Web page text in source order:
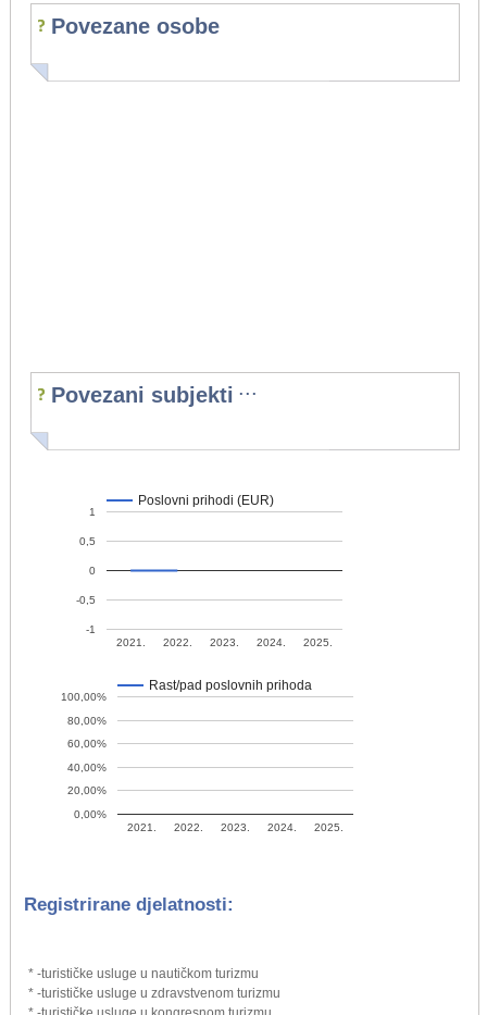
Povezane osobe
Povezani subjekti ...
Poslovni prihodi (EUR)
2021. 2022. 2023. 2024. 2025.
-1
-0,5
0
0,5
1
Rast/pad poslovnih prihoda
2021. 2022. 2023. 2024. 2025.
0,00%
20,00%
40,00%
60,00%
80,00%
100,00%
Registrirane djelatnosti:
* -turističke usluge u nautičkom turizmu
* -turističke usluge u zdravstvenom turizmu